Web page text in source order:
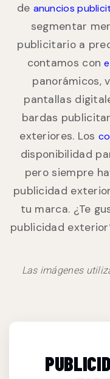
de anuncios
segmentar
publicitario a
contamos con
panorámicos,
pantallas
bardas
exteriores. Los
disponibilidad
pero siempre
publicidad
tu marca. ¿Te
publicidad
Las imágenes